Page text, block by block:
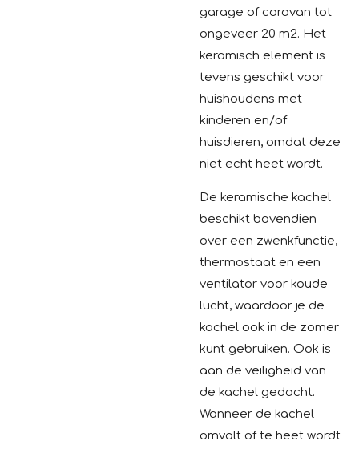
garage of caravan tot
ongeveer 20 m2. Het
keramisch element is
tevens geschikt voor
huishoudens met
kinderen en/of
huisdieren, omdat deze
niet echt heet wordt.
De keramische kachel
beschikt bovendien
over een zwenkfunctie,
thermostaat en een
ventilator voor koude
lucht, waardoor je de
kachel ook in de zomer
kunt gebruiken. Ook is
aan de veiligheid van
de kachel gedacht.
Wanneer de kachel
omvalt of te heet wordt